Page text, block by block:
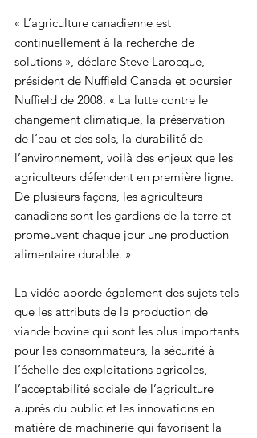
« L’agriculture canadienne est
continuellement à la recherche de
solutions », déclare Steve Larocque,
président de Nuffield Canada et boursier
Nuffield de 2008. « La lutte contre le
changement climatique, la préservation
de l’eau et des sols, la durabilité de
l’environnement, voilà des enjeux que les
agriculteurs défendent en première ligne.
De plusieurs façons, les agriculteurs
canadiens sont les gardiens de la terre et
promeuvent chaque jour une production
alimentaire durable. »
La vidéo aborde également des sujets tels
que les attributs de la production de
viande bovine qui sont les plus importants
pour les consommateurs, la sécurité à
l’échelle des exploitations agricoles,
l’acceptabilité sociale de l’agriculture
auprès du public et les innovations en
matière de machinerie qui favorisent la